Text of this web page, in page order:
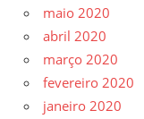
maio 2020
abril 2020
março 2020
fevereiro 2020
janeiro 2020